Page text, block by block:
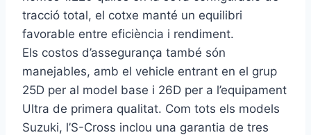
tracció total, el cotxe manté un equilibri
favorable entre eficiència i rendiment.
Els costos d’assegurança també són
manejables, amb el vehicle entrant en el grup
25D per al model base i 26D per a l’equipament
Ultra de primera qualitat. Com tots els models
Suzuki, l’S-Cross inclou una garantia de tres